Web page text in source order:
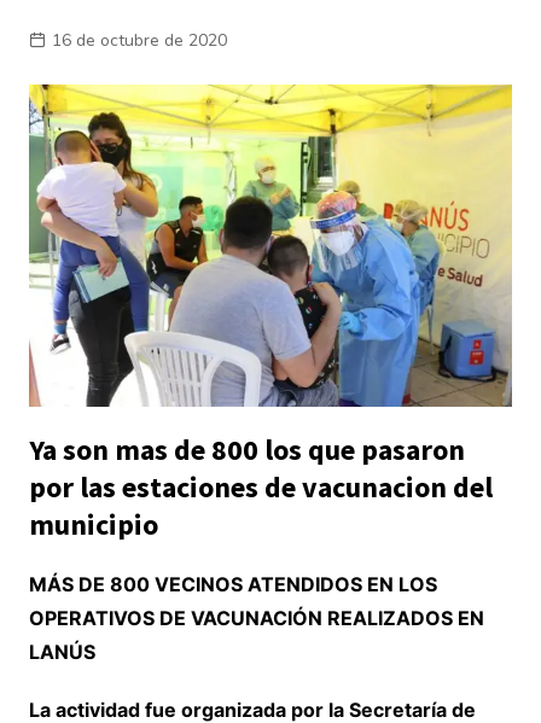
16 de octubre de 2020
Ya son mas de 800 los que pasaron
por las estaciones de vacunacion del
municipio
MÁS DE 800 VECINOS ATENDIDOS EN LOS
OPERATIVOS DE VACUNACIÓN REALIZADOS EN
LANÚS
La actividad fue organizada por la Secretaría de